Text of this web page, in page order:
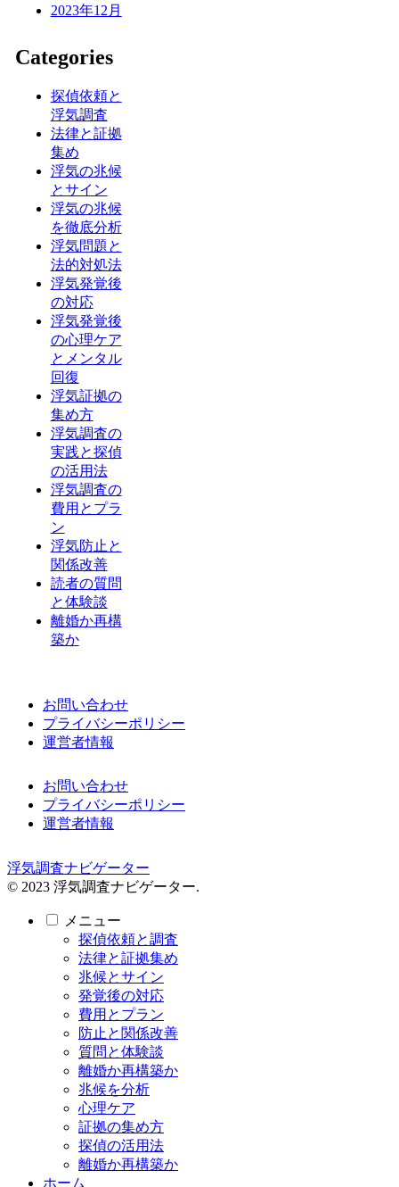
2023年12月
Categories
探偵依頼と
浮気調査
法律と証拠
集め
浮気の兆候
とサイン
浮気の兆候
を徹底分析
浮気問題と
法的対処法
浮気発覚後
の対応
浮気発覚後
の心理ケア
とメンタル
回復
浮気証拠の
集め方
浮気調査の
実践と探偵
の活用法
浮気調査の
費用とプラ
ン
浮気防止と
関係改善
読者の質問
と体験談
離婚か再構
築か
お問い合わせ
プライバシーポリシー
運営者情報
お問い合わせ
プライバシーポリシー
運営者情報
浮気調査ナビゲーター
© 2023 浮気調査ナビゲーター.
メニュー
探偵依頼と調査
法律と証拠集め
兆候とサイン
発覚後の対応
費用とプラン
防止と関係改善
質問と体験談
離婚か再構築か
兆候を分析
心理ケア
証拠の集め方
探偵の活用法
離婚か再構築か
ホーム